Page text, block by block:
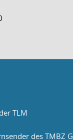
TLM
des TMBZ